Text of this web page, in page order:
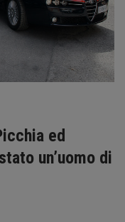
ed
un’uomo di